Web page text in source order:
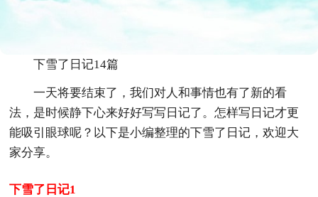
下雪了日记14篇
一天将要结束了，我们对人和事情也有了新的看
法，是时候静下心来好好写写日记了。怎样写日记才更
能吸引眼球呢？以下是小编整理的下雪了日记，欢迎大
家分享。
下雪了日记1